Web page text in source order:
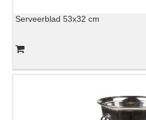
Serveerblad 53x32 cm